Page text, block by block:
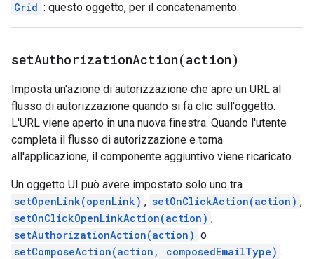
Grid : questo oggetto, per il concatenamento.
setAuthorizationAction(action)
Imposta un'azione di autorizzazione che apre un URL al
flusso di autorizzazione quando si fa clic sull'oggetto.
L'URL viene aperto in una nuova finestra. Quando l'utente
completa il flusso di autorizzazione e torna
all'applicazione, il componente aggiuntivo viene ricaricato.
Un oggetto UI può avere impostato solo uno tra
setOpenLink(openLink) , setOnClickAction(action) ,
setOnClickOpenLinkAction(action) ,
setAuthorizationAction(action) o
setComposeAction(action, composedEmailType) .